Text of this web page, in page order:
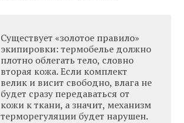
Существует «золотое правило»
экипировки: термобелье должно
плотно облегать тело, словно
вторая кожа. Если комплект
велик и висит свободно, влага не
будет сразу передаваться от
кожи к ткани, а значит, механизм
терморегуляции будет нарушен.